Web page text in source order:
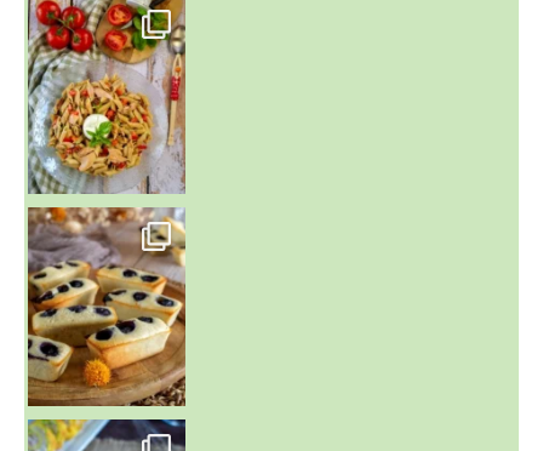
~ SALADE DE PÂTES AUX DEUX TOMATES THON ET BURRA
~ FINANCIERS MYRTILLES ET CITRON ~
Aujourd'hu